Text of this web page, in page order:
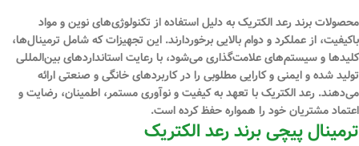
محصولات برند رعد الکتریک به دلیل استفاده از تکنولوژی‌های نوین و مواد
باکیفیت، از عملکرد و دوام بالایی برخوردارند. این تجهیزات که شامل ترمینال‌ها،
کلیدها و سیستم‌های علامت‌گذاری می‌شود، با رعایت استانداردهای بین‌المللی
تولید شده و ایمنی و کارایی مطلوبی را در کاربردهای خانگی و صنعتی ارائه
می‌دهند. رعد الکتریک با تعهد به کیفیت و نوآوری مستمر، اطمینان، رضایت و
اعتماد مشتریان خود را همواره حفظ کرده است.
ترمینال پیچی برند رعد الکتریک